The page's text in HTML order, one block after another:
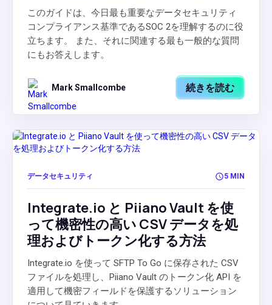
このガイドは、今日最も重要なデータセキュリティ
コンプライアンス基準であるSOC 2を理解するのに役
立ちます。 また、それに関連する最も一般的な質問
にもお答えします。
Mark Smallcombe 続きを読む
データセキュリティ 5 MIN
Integrate.io と Piiano Vault を使
って機密性の高い CSV データを処
理およびトークン化する方法
Integrate.io を使って SFTP To Go に保存された CSV
ファイルを処理し、Piiano Vault のトークン化 API を
適用して機密フィールドを保護するソリューション